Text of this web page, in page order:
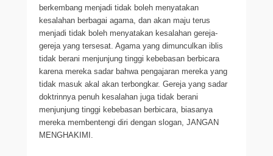
berkembang menjadi tidak boleh menyatakan
kesalahan berbagai agama, dan akan maju terus
menjadi tidak boleh menyatakan kesalahan gereja-
gereja yang tersesat. Agama yang dimunculkan iblis
tidak berani menjunjung tinggi kebebasan berbicara
karena mereka sadar bahwa pengajaran mereka yang
tidak masuk akal akan terbongkar. Gereja yang sadar
doktrinnya penuh kesalahan juga tidak berani
menjunjung tinggi kebebasan berbicara, biasanya
mereka membentengi diri dengan slogan, JANGAN
MENGHAKIMI.